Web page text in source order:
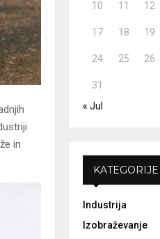
in
10 11 12
17 18 19
24 25 26
31
« Jul
KATEGORIJE
Industrija
Izobraževanje